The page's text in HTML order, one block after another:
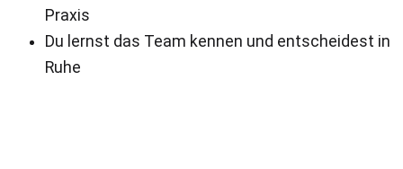
Praxis
Du lernst das Team kennen und entscheidest in
Ruhe